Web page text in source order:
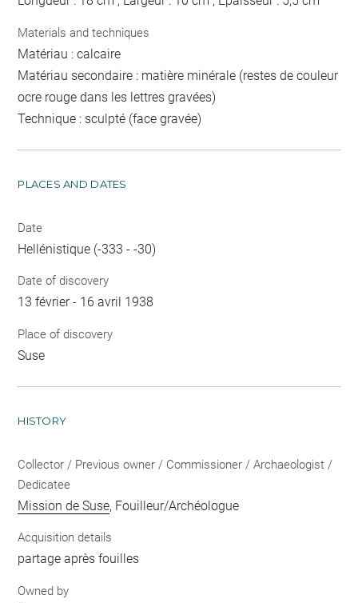
Materials and techniques
Matériau : calcaire
Matériau secondaire : matière minérale (restes de couleur
ocre rouge dans les lettres gravées)
Technique : sculpté (face gravée)
PLACES AND DATES
Date
Hellénistique (-333 - -30)
Date of discovery
13 février - 16 avril 1938
Place of discovery
Suse
HISTORY
Collector / Previous owner / Commissioner / Archaeologist /
Dedicatee
Mission de Suse, Fouilleur/Archéologue
Acquisition details
partage après fouilles
Owned by